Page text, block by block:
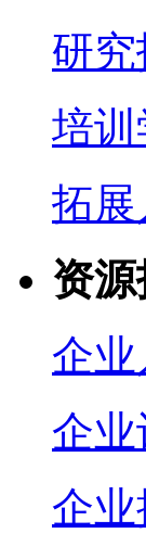
研
培训
拓
资
企
企
企